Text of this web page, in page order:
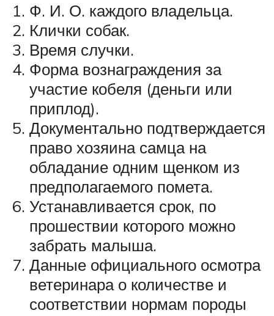
Ф. И. О. каждого владельца.
Клички собак.
Время случки.
Форма вознаграждения за
участие кобеля (деньги или
приплод).
Документально подтверждается
право хозяина самца на
обладание одним щенком из
предполагаемого помета.
Устанавливается срок, по
прошествии которого можно
забрать малыша.
Данные официального осмотра
ветеринара о количестве и
соответствии нормам породы